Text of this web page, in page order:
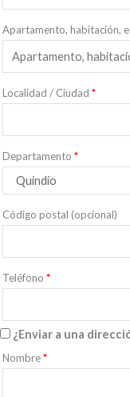
Apartamento, habitación,
Localidad / Ciudad *
Departamento *
Código postal (opcional)
Teléfono *
¿Enviar a una
Nombre*